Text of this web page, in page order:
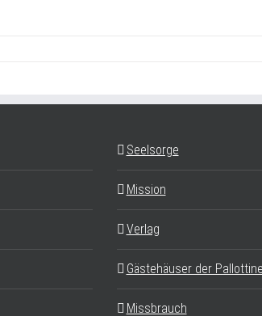
Seelsorge
Mission
Verlag
Gästehäuser der
Missbrauch